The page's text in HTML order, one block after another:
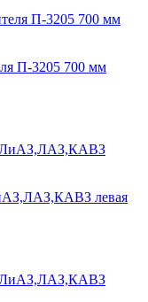
П-3205 700 мм
левая